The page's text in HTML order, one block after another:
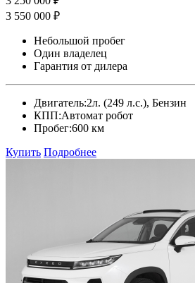
3 550 000 ₽
Небольшой пробег
Один владелец
Гарантия от дилера
Двигатель:2л. (249 л.с.), Бензин
КПП:Автомат робот
Пробег:600 км
Купить Подробнее